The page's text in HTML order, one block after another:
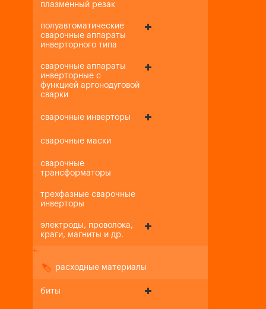
плазменный резак
полуавтоматические
сварочные аппараты
инверторного типа
сварочные аппараты
инверторные с
функцией аргонодуговой
сварки
сварочные инверторы
сварочные маски
сварочные
трансформаторы
трехфазные сварочные
инверторы
электроды, проволока,
краги, магниты и др.
+-
расходные материалы
биты